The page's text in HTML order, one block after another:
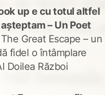
up e cu totul altfel
– Un Poet
The Great Escape – un
fidel o întâmplare
Doilea Război